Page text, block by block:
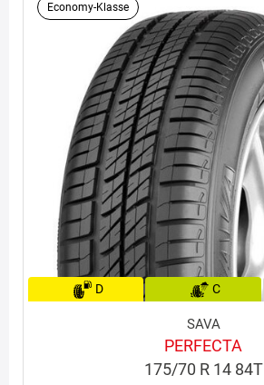
Economy-Klasse
D C
SAVA
PERFECTA
175/70 R 14 84T